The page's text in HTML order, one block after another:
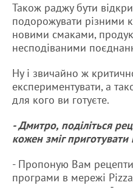
Також раджу бути
подорожувати різними
новими смаками,
несподіваними
Ну і звичайно ж
експериментувати, а
для кого ви готуєте.
- Дмитро, поділіться
кожен зміг
- Пропоную Вам
програми в мережі